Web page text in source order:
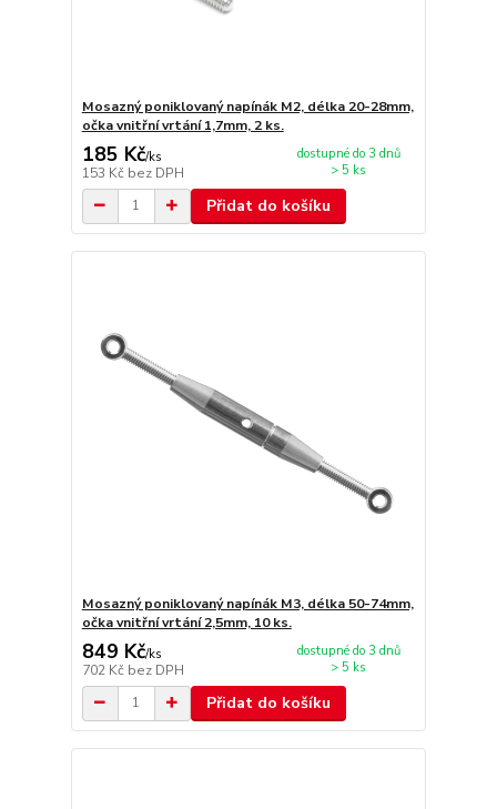
Mosazný poniklovaný napínák M2, délka 20-28mm,
očka vnitřní vrtání 1,7mm, 2 ks.
185 Kč/ks
153 Kč bez DPH
dostupné do 3 dnů
> 5 ks
Přidat do košíku
Mosazný poniklovaný napínák M3, délka 50-74mm,
očka vnitřní vrtání 2,5mm, 10 ks.
849 Kč/ks
702 Kč bez DPH
dostupné do 3 dnů
> 5 ks
Přidat do košíku